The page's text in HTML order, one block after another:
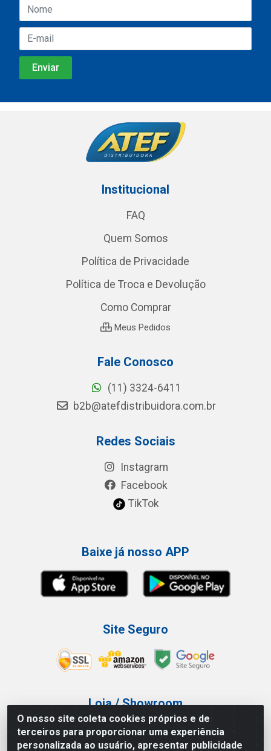
O nosso site coleta cookies próprios e de
terceiros para proporcionar uma experiência
personalizada ao usuário, apresentar publicidade
Institucional
FAQ
Quem Somos
Política de Privacidade
Política de Troca e Devolução
Como Comprar
Meus Pedidos
Fale Conosco
(11) 3324-6411
b2b@atefdistribuidora.com.br
Redes Sociais
Instagram
Facebook
TikTok
Baixe já nosso APP
Site Seguro
Loja / Showroom
Tel.: (11) 3227-0546
Av Vautier, 587/597 - Pari - São Paulo/SP